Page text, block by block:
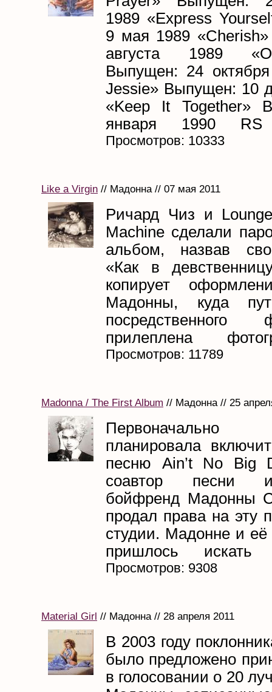
1989 «Express
9 мая 1989
августа 1989
Выпущен: 24
Jessie» Выпущен: 10
«Keep It Together»
января 1990 RS
Просмотров: 10333
Like a Virgin // Мадонна // 07 мая 2011
Ричард Чиз и
Machine сделали
альбом, назвав
«Как в
копирует
Мадонны, куда
посредственного
прилеплена
Просмотров: 11789
Madonna / The First Album // Мадонна // 25
планировала
песню Ain’t No Big
соавтор песни
бойфренд Мадонны
продал права на эту
студии. Мадонне и
пришлось
Просмотров: 9308
Material Girl // Мадонна // 28 апреля 2011
В 2003 году
было предложено
в голосовании о 20